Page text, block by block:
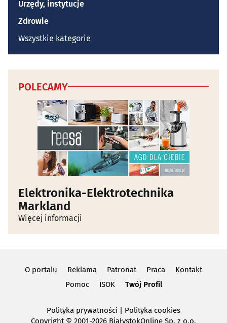
Urzędy, instytucje
Zdrowie
Wszystkie kategorie
POLECAMY
Elektronika-Elektrotechnika
Markland
Więcej informacji
O portalu Reklama Patronat Praca
Kontakt
Pomoc
ISOK Twój Profil
Polityka prywatności | Polityka cookies
Copyright © 2001-2026 BiałystokOnline Sp. z o.o.